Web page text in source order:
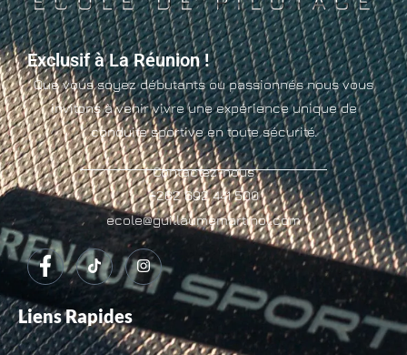
Exclusif à La Réunion !
Que vous soyez débutants ou passionnés nous vous
invitons à venir vivre une expérience unique de
conduite sportive en toute sécurité.
Contactez-nous
+262 692 441 500
ecole@guillaumemartinol.com
Liens Rapides